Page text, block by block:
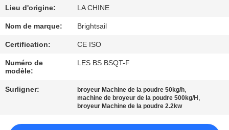
DE
L'USINE
CONTRÔLE
DE
QUALITÉ
CONTACTEZ-
Lieu d'origine: LA CHINE
Nom de marque: Brightsail
Certification: CE ISO
Numéro de
modèle:
LES BS BSQT-F
Surligner: broyeur Machine de la poudre 50kg/h,
machine de broyeur de la poudre 500kg/H ,
broyeur Machine de la poudre 2.2kw